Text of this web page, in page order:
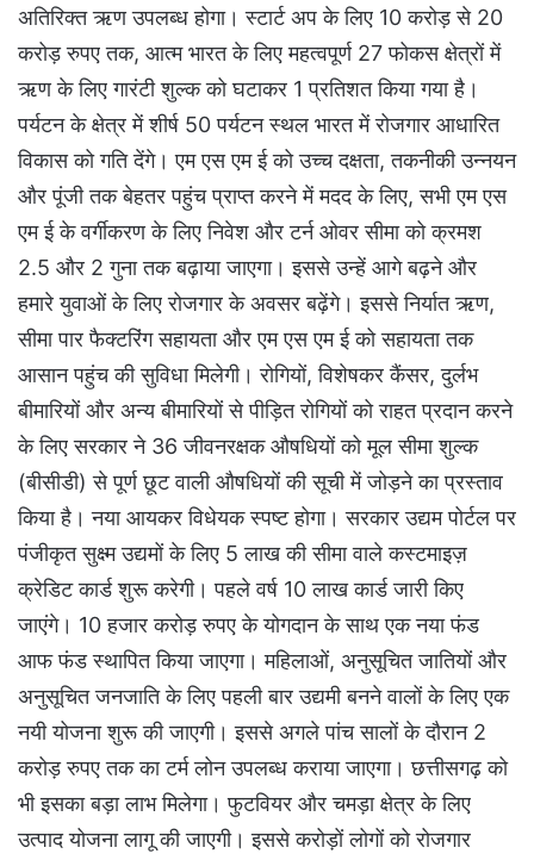
अतिरिक्त ऋण उपलब्ध होगा। स्टार्ट अप के लिए 10 करोड़ से 20
करोड़ रुपए तक, आत्म भारत के लिए महत्वपूर्ण 27 फोकस क्षेत्रों में
ऋण के लिए गारंटी शुल्क को घटाकर 1 प्रतिशत किया गया है।
पर्यटन के क्षेत्र में शीर्ष 50 पर्यटन स्थल भारत में रोजगार आधारित
विकास को गति देंगे। एम एस एम ई को उच्च दक्षता, तकनीकी उन्नयन
और पूंजी तक बेहतर पहुंच प्राप्त करने में मदद के लिए, सभी एम एस
एम ई के वर्गीकरण के लिए निवेश और टर्न ओवर सीमा को क्रमश
2.5 और 2 गुना तक बढ़ाया जाएगा। इससे उन्हें आगे बढ़ने और
हमारे युवाओं के लिए रोजगार के अवसर बढ़ेंगे। इससे निर्यात ऋण,
सीमा पार फैक्टरिंग सहायता और एम एस एम ई को सहायता तक
आसान पहुंच की सुविधा मिलेगी। रोगियों, विशेषकर कैंसर, दुर्लभ
बीमारियों और अन्य बीमारियों से पीड़ित रोगियों को राहत प्रदान करने
के लिए सरकार ने 36 जीवनरक्षक औषधियों को मूल सीमा शुल्क
(बीसीडी) से पूर्ण छूट वाली औषधियों की सूची में जोड़ने का प्रस्ताव
किया है। नया आयकर विधेयक स्पष्ट होगा। सरकार उद्यम पोर्टल पर
पंजीकृत सुक्ष्म उद्यमों के लिए 5 लाख की सीमा वाले कस्टमाइज़
क्रेडिट कार्ड शुरू करेगी। पहले वर्ष 10 लाख कार्ड जारी किए
जाएंगे। 10 हजार करोड़ रुपए के योगदान के साथ एक नया फंड
आफ फंड स्थापित किया जाएगा। महिलाओं, अनुसूचित जातियों और
अनुसूचित जनजाति के लिए पहली बार उद्यमी बनने वालों के लिए एक
नयी योजना शुरू की जाएगी। इससे अगले पांच सालों के दौरान 2
करोड़ रुपए तक का टर्म लोन उपलब्ध कराया जाएगा। छत्तीसगढ़ को
भी इसका बड़ा लाभ मिलेगा। फुटवियर और चमड़ा क्षेत्र के लिए
उत्पाद योजना लागू की जाएगी। इससे करोड़ों लोगों को रोजगार